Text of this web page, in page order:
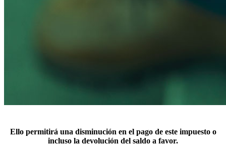
Ello permitirá una disminución en el pago de este impuesto o
incluso la devolución del saldo a favor.